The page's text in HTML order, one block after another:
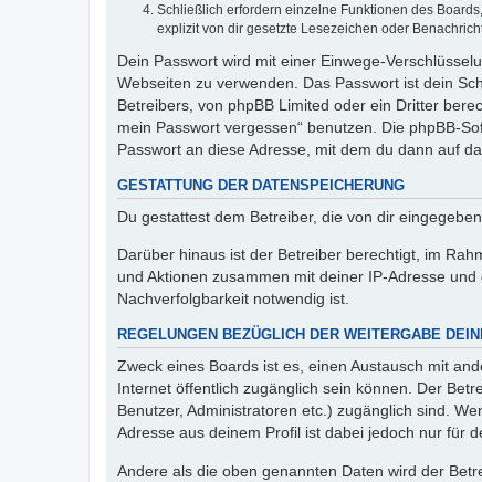
Schließlich erfordern einzelne Funktionen des
explizit von dir gesetzte Lesezeichen oder
Dein Passwort wird mit einer Einwege-
Webseiten zu verwenden. Das Passwort ist dein
Betreibers, von phpBB Limited oder ein Dritter
mein Passwort vergessen“ benutzen. Die phpBB-
Passwort an diese Adresse, mit dem du dann auf
GESTATTUNG DER DATENSPEICHERUNG
Du gestattest dem Betreiber, die von dir
Darüber hinaus ist der Betreiber berechtigt, im
und Aktionen zusammen mit deiner IP-Adresse
Nachverfolgbarkeit notwendig ist.
REGELUNGEN BEZÜGLICH DER WEITERGABE
Zweck eines Boards ist es, einen Austausch mit
Internet öffentlich zugänglich sein können. Der
Benutzer, Administratoren etc.) zugänglich sind.
Adresse aus deinem Profil ist dabei jedoch nur für
Andere als die oben genannten Daten wird der